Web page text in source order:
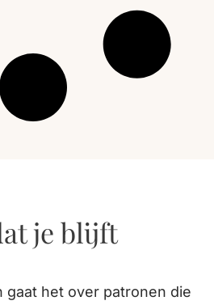
je blijft
gaat het over patronen die